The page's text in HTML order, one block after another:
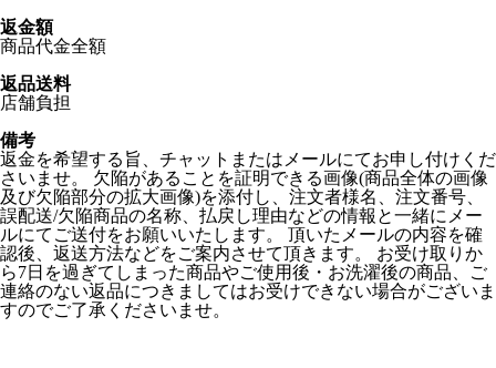
返金額
商品代金全額
返品送料
店舗負担
備考
返金を希望する旨、チャットまたはメールにてお申し付けくだ
さいませ。 欠陥があることを証明できる画像(商品全体の画像
及び欠陥部分の拡大画像)を添付し、注文者様名、注文番号、
誤配送/欠陥商品の名称、払戻し理由などの情報と一緒にメー
ルにてご送付をお願いいたします。 頂いたメールの内容を確
認後、返送方法などをご案内させて頂きます。 お受け取りか
ら7日を過ぎてしまった商品やご使用後・お洗濯後の商品、ご
連絡のない返品につきましてはお受けできない場合がございま
すのでご了承くださいませ。